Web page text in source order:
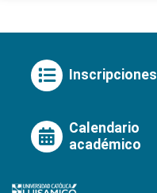
Inscripciones
Calendario
académico